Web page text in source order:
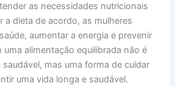
as necessidades nutricionais
a dieta de acordo, as mulheres
aumentar a energia e prevenir
alimentação equilibrada não é
mas uma forma de cuidar
uma vida longa e saudável.